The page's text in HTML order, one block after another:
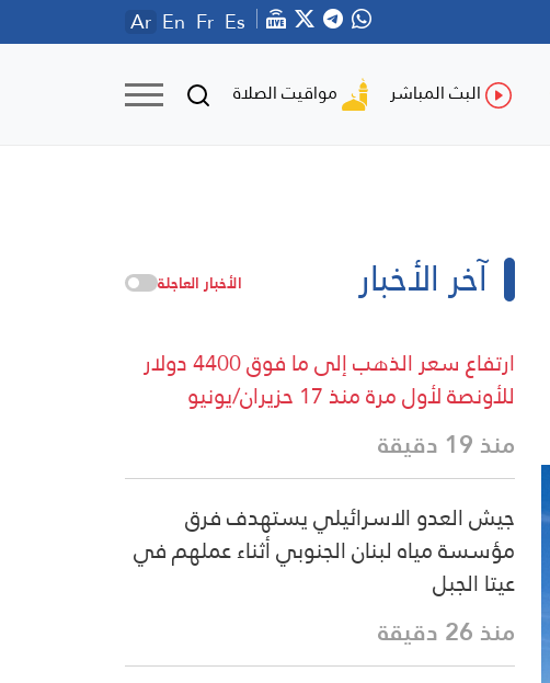
Ar En Fr Es
البث المباشر مواقيت الصلاة
آخر الأخبار الأخبار العاجلة
ارتفاع سعر الذهب إلى ما فوق 4400 دولار
للأونصة لأول مرة منذ 17 حزيران/يونيو
منذ 19 دقيقة
جيش العدو الاسرائيلي يستهدف فرق
مؤسسة مياه لبنان الجنوبي أثناء عملهم في
عيتا الجبل
منذ 26 دقيقة